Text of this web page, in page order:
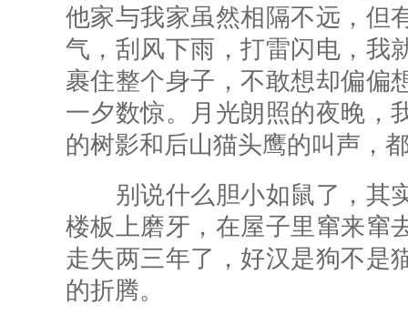
他家与我家虽然相隔不远，但
气，刮风下雨，打雷闪电，我
裹住整个身子，不敢想却偏偏
一夕数惊。月光朗照的夜晚，
的树影和后山猫头鹰的叫声，
别说什么胆小如鼠了，其
楼板上磨牙，在屋子里窜来窜
走失两三年了，好汉是狗不是
的折腾。